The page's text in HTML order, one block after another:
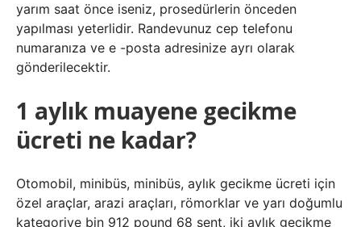
yarım saat önce iseniz, prosedürlerin önceden
yapılması yeterlidir. Randevunuz cep telefonu
numaranıza ve e -posta adresinize ayrı olarak
gönderilecektir.
1 aylık muayene gecikme
ücreti ne kadar?
Otomobil, minibüs, minibüs, aylık gecikme ücreti için
özel araçlar, arazi araçları, römorklar ve yarı doğumlu
kategoriye bin 912 pound 68 sent, iki aylık gecikme